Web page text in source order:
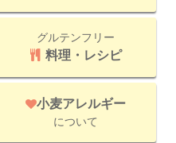
グルテンフリー
料理・レシピ
小麦アレルギー
について